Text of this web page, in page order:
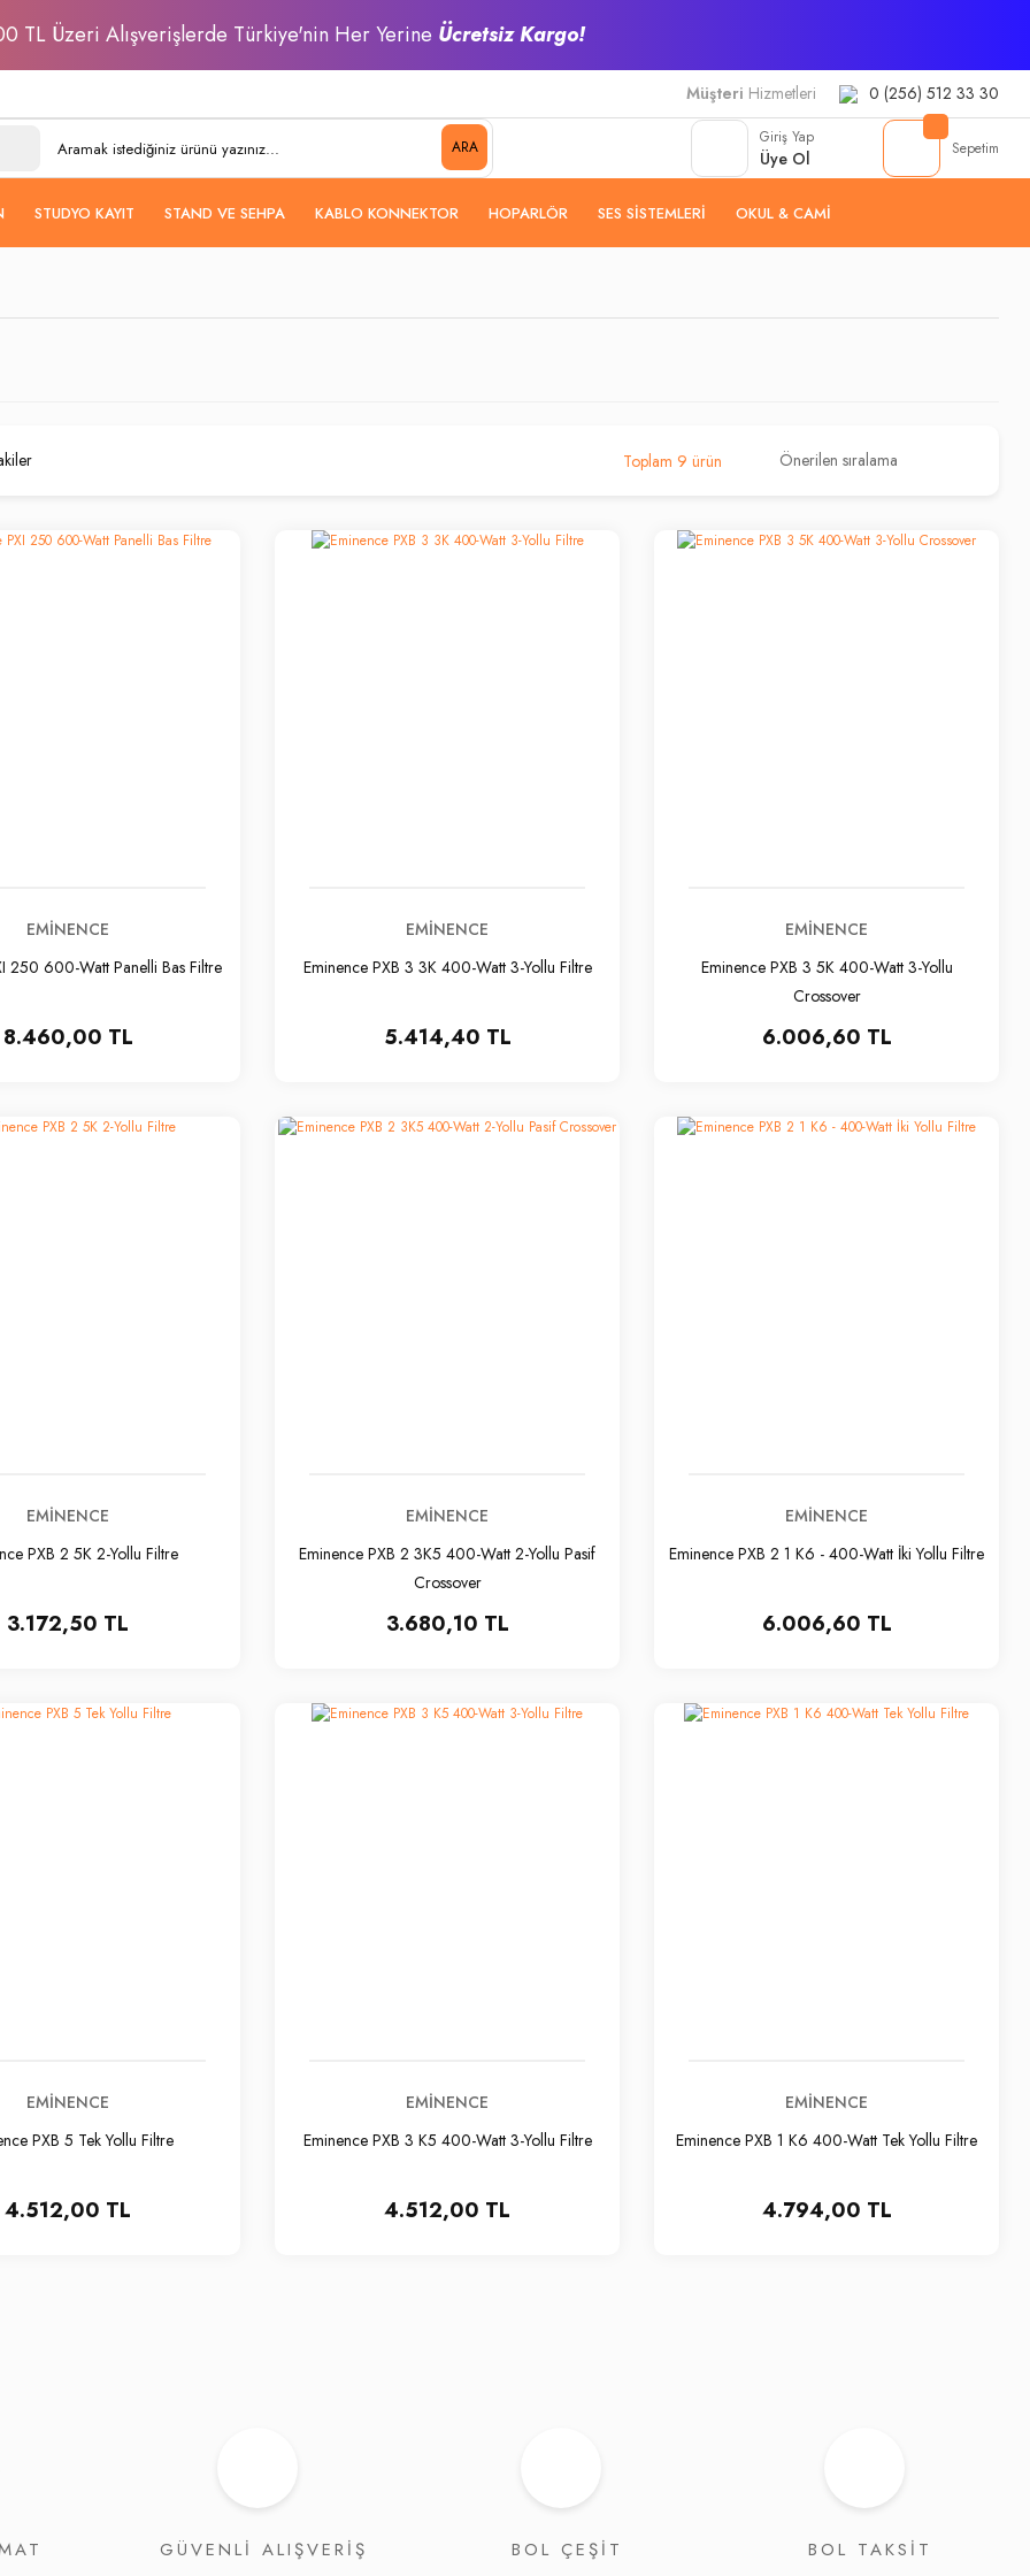
TL Üzeri Alışverişlerde Türkiye'nin Her Yerine Ücretsiz Kargo!
Müşteri Hizmetleri 0 (256) 512 33 30
ARA
Giriş Yap
Üye Ol Sepetim
STUDYO KAYIT STAND VE SEHPA KABLO KONNEKTOR HOPARLÖR SES SISTEMLERI OKUL & CAMI
Toplam 9 ürün
EMINENCE
250 600-Watt Panelli Bas Filtre
8.460,00 TL
EMINENCE
Eminence PXB 3 3K 400-Watt 3-Yollu Filtre
5.414,40 TL
EMINENCE
Eminence PXB 3 5K 400-Watt 3-Yollu
Crossover
6.006,60 TL
EMINENCE
PXB 2 5K 2-Yollu Filtre
3.172,50 TL
EMINENCE
Eminence PXB 2 3K5 400-Watt 2-Yollu Pasif
Crossover
3.680,10 TL
EMINENCE
Eminence PXB 2 1 K6 - 400-Watt İki Yollu Filtre
6.006,60 TL
EMINENCE
PXB 5 Tek Yollu Filtre
4.512,00 TL
EMINENCE
Eminence PXB 3 K5 400-Watt 3-Yollu Filtre
4.512,00 TL
EMINENCE
Eminence PXB 1 K6 400-Watt Tek Yollu Filtre
4.794,00 TL
GÜVENLİ ALIŞVERİŞ BOL ÇEŞİT BOL TAKSİT